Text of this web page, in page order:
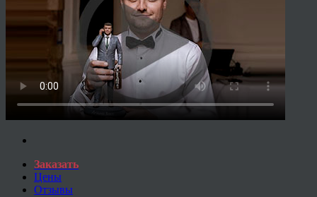
Заказать
Цены
Отзывы